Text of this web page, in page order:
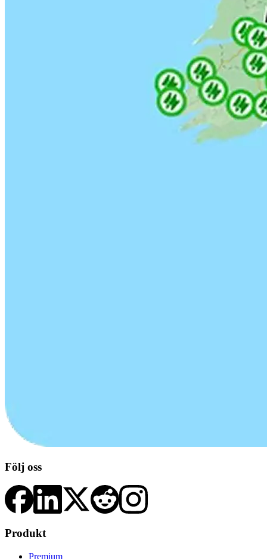
Följ oss
Produkt
Premium